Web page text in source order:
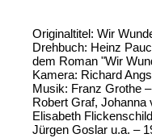
Originaltitel: Wir
Drehbuch: Heinz
dem Roman "Wir
Kamera: Richard
Musik: Franz Grothe
Robert Graf, Johanna
Elisabeth
Jürgen Goslar u.a. –